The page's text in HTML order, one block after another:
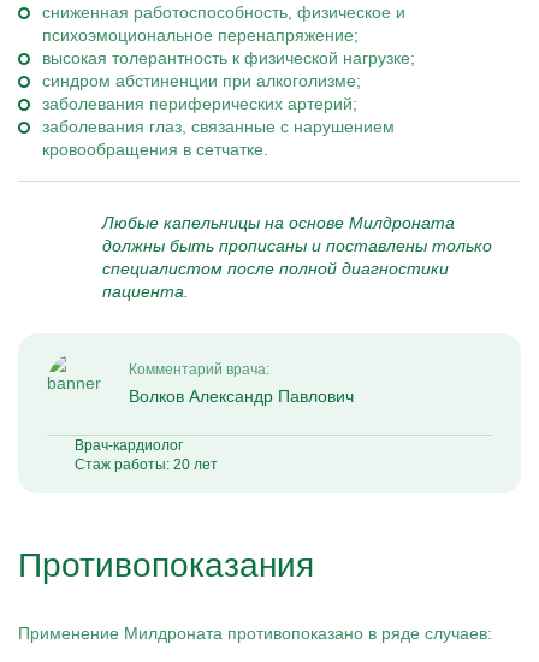
сниженная работоспособность, физическое и
психоэмоциональное перенапряжение;
высокая толерантность к физической нагрузке;
синдром абстиненции при алкоголизме;
заболевания периферических артерий;
заболевания глаз, связанные с нарушением
кровообращения в сетчатке.
Любые капельницы на основе Милдроната
должны быть прописаны и поставлены только
специалистом после полной диагностики
пациента.
Комментарий врача:
Волков Александр Павлович
Врач-кардиолог
Стаж работы: 20 лет
Противопоказания
Применение Милдроната противопоказано в ряде случаев: